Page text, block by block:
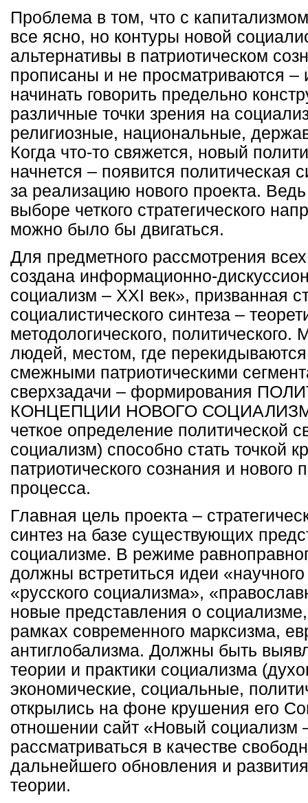
Проблема в том, что с
все ясно, но контуры новой
альтернативы в патриотическом
прописаны и не просматриваются –
начинать говорить предельно
различные точки зрения на
религиозные, национальные,
Когда что-то свяжется, новый
начнется – появится политическая
за реализацию нового проекта.
выборе четкого стратегического
можно было бы двигаться.
Для предметного рассмотрения
создана информационно-
социализм – XXI век», призванная
социалистического синтеза –
методологического,
людей, местом, где
смежными патриотическими
сверхзадачи – формирования
КОНЦЕПЦИИ НОВОГО
четкое определение политической
социализм) способно стать точкой
патриотического сознания и нового
процесса.
Главная цель проекта –
синтез на базе существующих
социализме. В режиме
должны встретиться идеи
«русского социализма»,
новые представления о
рамках современного марксизма,
антиглобализма. Должны быть
теории и практики социализма
экономические, социальные,
открылись на фоне крушения его
отношении сайт «Новый социализм
рассматриваться в качестве
дальнейшего обновления и
теории.